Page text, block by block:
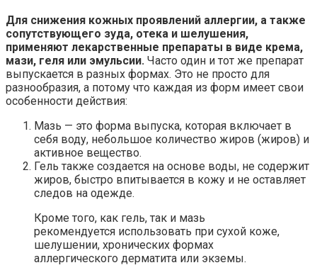
Для снижения кожных проявлений аллергии, а также
сопутствующего зуда, отека и шелушения,
применяют лекарственные препараты в виде крема,
мази, геля или эмульсии. Часто один и тот же препарат
выпускается в разных формах. Это не просто для
разнообразия, а потому что каждая из форм имеет свои
особенности действия:
Мазь — это форма выпуска, которая включает в
себя воду, небольшое количество жиров (жиров) и
активное вещество.
Гель также создается на основе воды, не содержит
жиров, быстро впитывается в кожу и не оставляет
следов на одежде.
Кроме того, как гель, так и мазь
рекомендуется использовать при сухой коже,
шелушении, хронических формах
аллергического дерматита или экземы.